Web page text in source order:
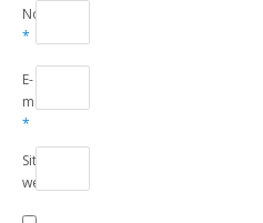
Nom
*
E-
mail
*
Site
web